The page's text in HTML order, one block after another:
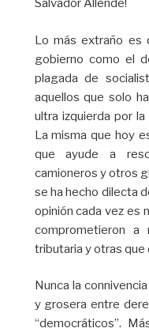
Salvador Allende!
Lo más extraño es
gobierno como el
plagada de
aquellos que solo
ultra izquierda por
La misma que hoy
que ayude a
camioneros y otros
se ha hecho dilecta
opinión cada vez es
comprometieron a
tributaria y otras
Nunca la
y grosera entre
“democráticos”.